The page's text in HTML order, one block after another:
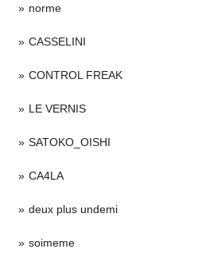
norme
CASSELINI
CONTROL FREAK
LE VERNIS
SATOKO_OISHI
CA4LA
deux plus undemi
soimeme